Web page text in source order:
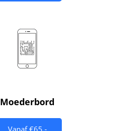
Moederbord
Vanaf €65,-